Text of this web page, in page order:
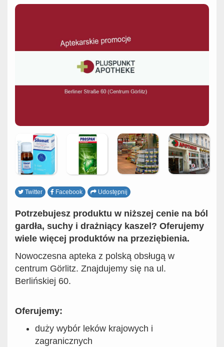
Twitter Facebook Udostępnij
Potrzebujesz produktu w niższej cenie na ból
gardła, suchy i drażniący kaszel? Oferujemy
wiele więcej produktów na przeziębienia.
Nowoczesna apteka z polską obsługą w
centrum Görlitz. Znajdujemy się na ul.
Berlińskiej 60.
Oferujemy:
duży wybór leków krajowych i
zagranicznych